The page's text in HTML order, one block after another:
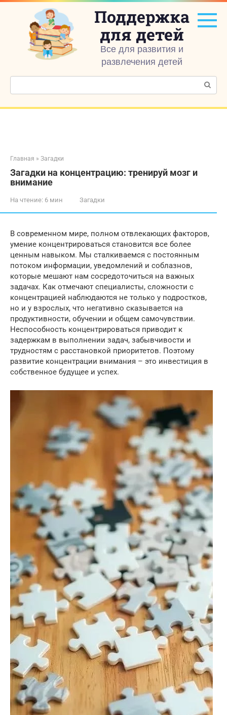
Перейти
контенту
Поддержка
для детей
Все для развития и
развлечения детей
Поиск:
Главная » Загадки
Загадки на концентрацию: тренируй мозг и
внимание
На чтение: 6 мин Загадки
В современном мире, полном отвлекающих факторов,
умение концентрироваться становится все более
ценным навыком. Мы сталкиваемся с постоянным
потоком информации, уведомлений и соблазнов,
которые мешают нам сосредоточиться на важных
задачах. Как отмечают специалисты, сложности с
концентрацией наблюдаются не только у подростков,
но и у взрослых, что негативно сказывается на
продуктивности, обучении и общем самочувствии.
Неспособность концентрироваться приводит к
задержкам в выполнении задач, забывчивости и
трудностям с расстановкой приоритетов. Поэтому
развитие концентрации внимания – это инвестиция в
собственное будущее и успех.